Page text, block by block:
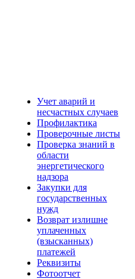
Учет аварий и
несчастных случаев
Профилактика
Проверочные листы
Проверка знаний в
области
энергетического
надзора
Закупки для
государственных
нужд
Возврат излишне
уплаченных
(взысканных)
платежей
Реквизиты
Фотоотчет